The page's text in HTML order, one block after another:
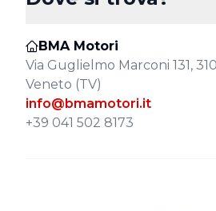
BMA Motori
Via Guglielmo Marconi 131,
Veneto (TV)
info@bmamotori.it
+39 041 502 8173